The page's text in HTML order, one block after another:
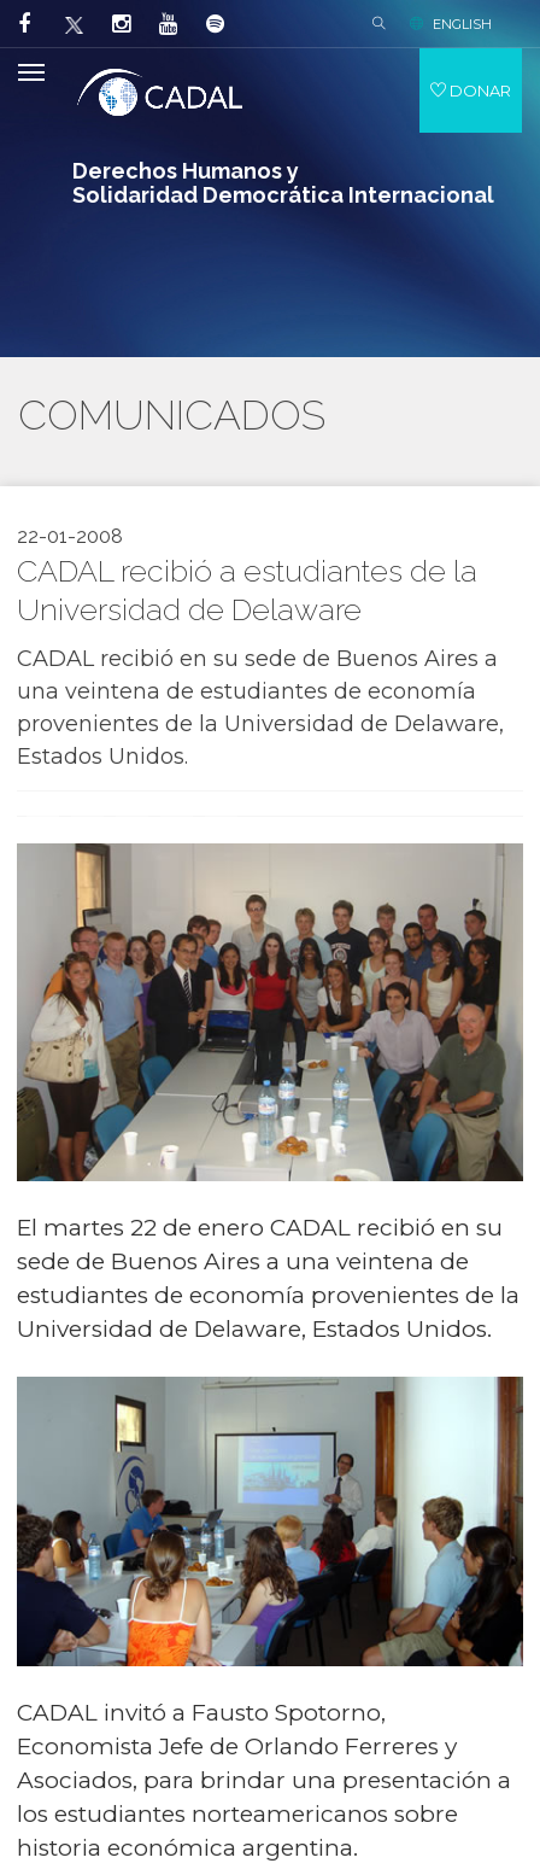
Derechos Humanos y
Solidaridad Democrática Internacional
ENGLISH
DONAR
COMUNICADOS
22-01-2008
CADAL recibió a estudiantes de la
Universidad de Delaware
CADAL recibió en su sede de Buenos Aires a
una veintena de estudiantes de economía
provenientes de la Universidad de Delaware,
Estados Unidos.
El martes 22 de enero CADAL recibió en su
sede de Buenos Aires a una veintena de
estudiantes de economía provenientes de la
Universidad de Delaware, Estados Unidos.
CADAL invitó a Fausto Spotorno,
Economista Jefe de Orlando Ferreres y
Asociados, para brindar una presentación a
los estudiantes norteamericanos sobre
historia económica argentina.